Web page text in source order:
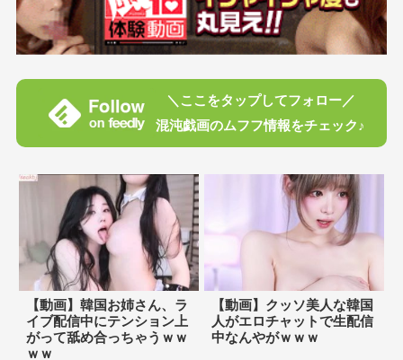
＼ここをタップしてフォロー／
混沌戯画のムフフ情報をチェック♪
【動画】韓国お姉さん、ラ
イブ配信中にテンション上
がって舐め合っちゃうｗｗ
ｗｗ
【動画】クッソ美人な韓国
人がエロチャットで生配信
中なんやがｗｗｗ